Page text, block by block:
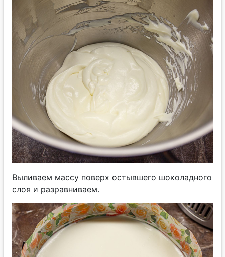
Выливаем массу поверх остывшего шоколадного
слоя и разравниваем.